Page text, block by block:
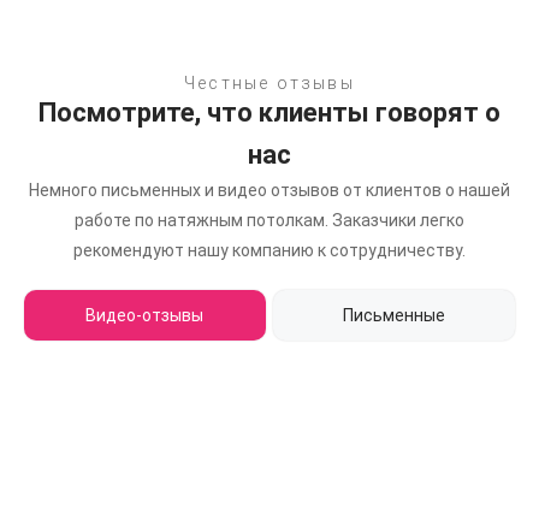
Честные отзывы
Посмотрите, что клиенты говорят о
нас
Немного письменных и видео отзывов от клиентов о нашей
работе по натяжным потолкам. Заказчики легко
рекомендуют нашу компанию к сотрудничеству.
Видео-отзывы Письменные